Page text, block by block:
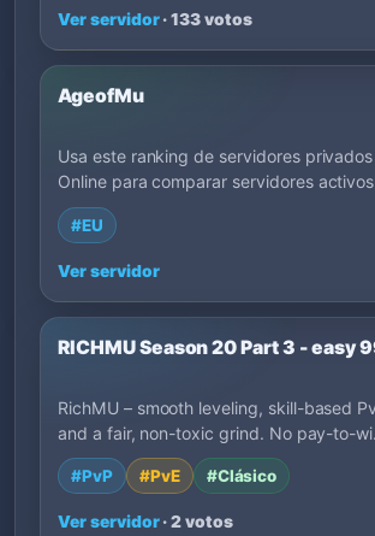
Ver servidor· 133 votos
AgeofMu
Usa este ranking de servidores
Online para comparar servidores
lanzamiento, EXP, región, estilo de juego
descripciones de los dueños. Filtra por
de jugar.
#EU
Ver servidor
RICHMU Season 20 Part 3 - easy
RichMU – smooth leveling, skill-based
and a fair, non-toxic grind. No pay-to-
#PvP #PvE #Clásico
Ver servidor· 2 votos